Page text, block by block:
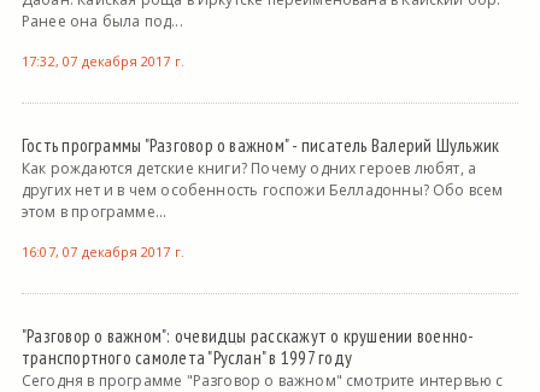
Ранее она была под...
17:32, 07 декабря 2017 г.
Гость программы "Разговор о важном" - писатель Валерий Шульжик
Как рождаются детские книги? Почему одних героев любят, а
других нет и в чем особенность госпожи Белладонны? Обо всем
этом в программе...
16:07, 07 декабря 2017 г.
"Разговор о важном": очевидцы расскажут о крушении военно-
транспортного самолета "Руслан" в 1997 году
Сегодня в программе "Разговор о важном" смотрите интервью с